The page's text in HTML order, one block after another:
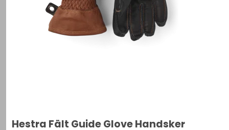
Hestra Fält Guide Glove Handsker